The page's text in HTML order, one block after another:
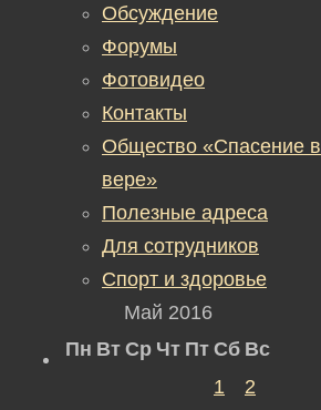
Обсуждение
Форумы
Фотовидео
Контакты
Общество «Спасение в
вере»
Полезные адреса
Для сотрудников
Спорт и здоровье
Май 2016
Пн Вт Ср Чт Пт Сб Вс
1
2